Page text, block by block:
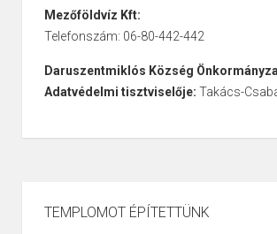
Mezőföldvíz Kft:
Telefonszám: 06-80-442-442
Daruszentmiklós Község
Adatvédelmi tisztviselője: Takács-
TEMPLOMOT ÉPÍTETTÜNK